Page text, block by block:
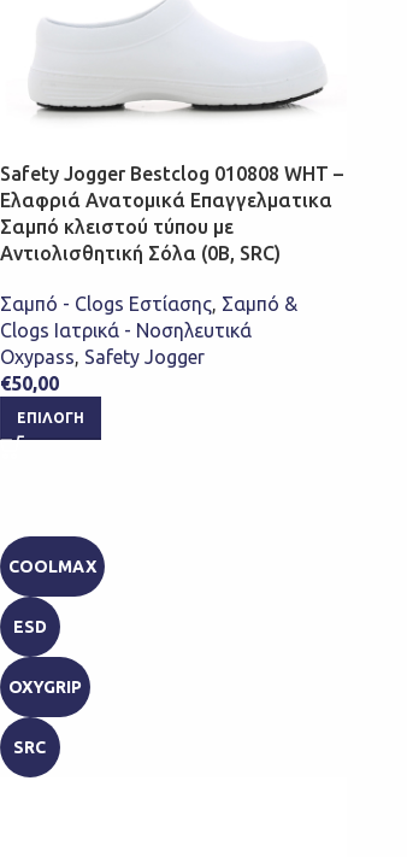
Safety Jogger Bestclog 010808 WHT –
Ελαφριά Ανατομικά Επαγγελματικα
Σαμπό κλειστού τύπου με
Αντιολισθητική Σόλα (0B, SRC)
Σαμπό - Clogs Εστίασης, Σαμπό &
Clogs Ιατρικά - Νοσηλευτικά
Oxypass Safety Jogger
€50,00
ΕΠΙΛΟΓΉ
COOLMAX
ESD
OXYGRIP
SRC